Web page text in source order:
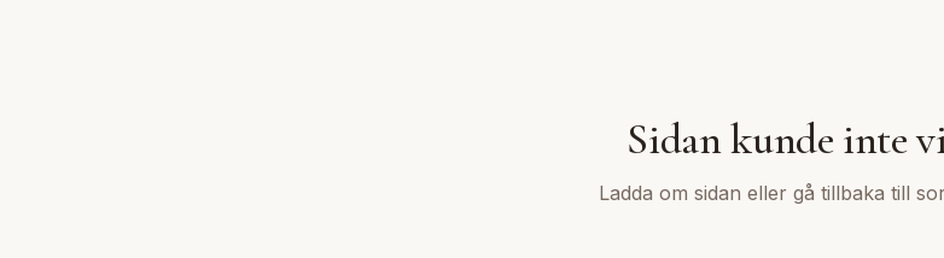
Sidan kunde inte
Ladda om sidan eller gå tillbaka till